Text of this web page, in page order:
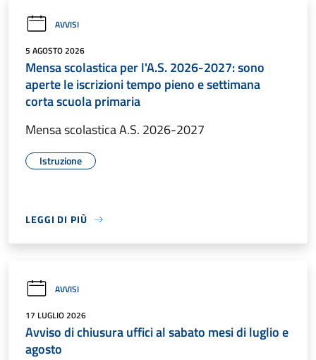
AVVISI
5 AGOSTO 2026
Mensa scolastica per l'A.S. 2026-2027: sono
aperte le iscrizioni tempo pieno e settimana
corta scuola primaria
Mensa scolastica A.S. 2026-2027
Istruzione
LEGGI DI PIÙ
AVVISI
17 LUGLIO 2026
Avviso di chiusura uffici al sabato mesi di luglio e
agosto